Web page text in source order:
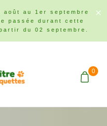
au 1er septembre
passée durant cette
du 02 septembre.
0